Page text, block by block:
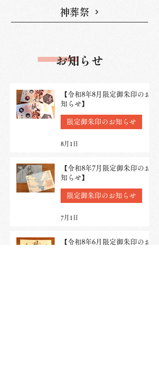
神葬祭
​お知らせ
【令和8年8月限定御朱印のお
知らせ】
限定御朱印のお知らせ
8月1日
【令和8年7月限定御朱印のお
知らせ】
限定御朱印のお知らせ
7月1日
【令和8年6月限定御朱印のお